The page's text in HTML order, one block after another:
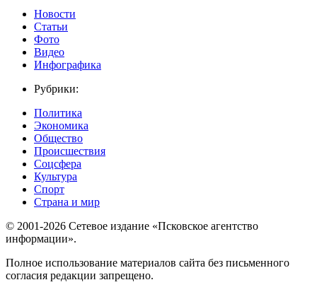
Новости
Статьи
Фото
Видео
Инфографика
Рубрики:
Политика
Экономика
Общество
Происшествия
Соцсфера
Культура
Спорт
Страна и мир
© 2001-2026 Сетевое издание «Псковское агентство
информации».
Полное использование материалов сайта без письменного
согласия редакции запрещено.